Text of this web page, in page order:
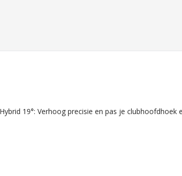
19°: Verhoog precisie en pas je clubhoofdhoek